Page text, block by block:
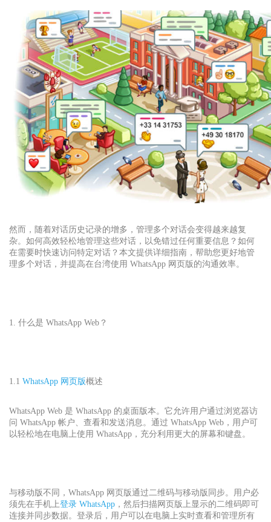
然而，随着对话历史记录的增多，管理多个对话会变得越来越复
杂。如何高效轻松地管理这些对话，以免错过任何重要信息？如何
在需要时快速访问特定对话？本文提供详细指南，帮助您更好地管
理多个对话，并提高在台湾使用 WhatsApp 网页版的沟通效率。
1. 什么是 WhatsApp Web？
1.1 WhatsApp 网页版概述
WhatsApp Web 是 WhatsApp 的桌面版本。它允许用户通过浏览器访
问 WhatsApp 帐户、查看和发送消息。通过 WhatsApp Web，用户可
以轻松地在电脑上使用 WhatsApp，充分利用更大的屏幕和键盘。
与移动版不同，WhatsApp 网页版通过二维码与移动版同步。用户必
须先在手机上登录 WhatsApp ，然后扫描网页版上显示的二维码即可
连接并同步数据。登录后，用户可以在电脑上实时查看和管理所有